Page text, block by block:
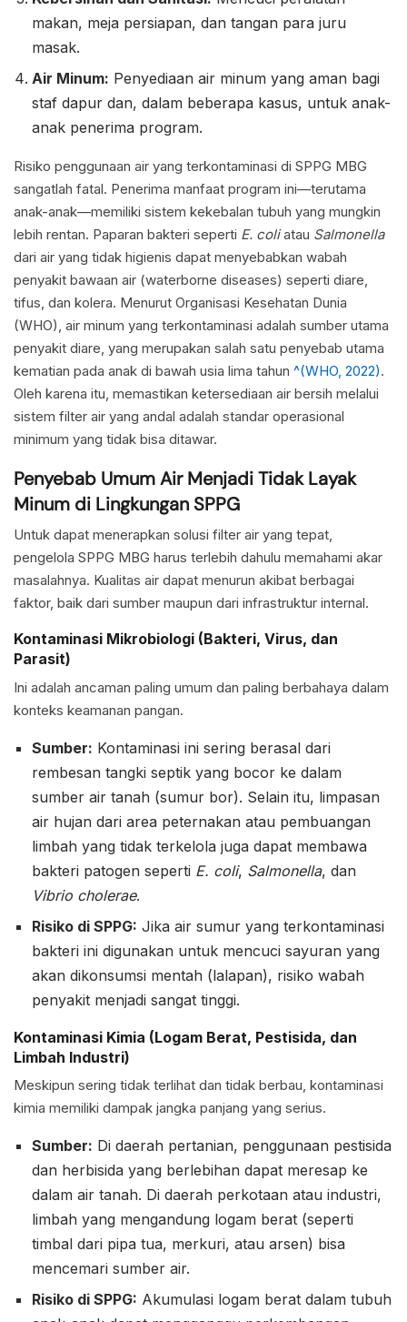
makan, meja persiapan, dan tangan para juru
masak.
Air Minum: Penyediaan air minum yang aman bagi
staf dapur dan, dalam beberapa kasus, untuk anak-
anak penerima program.
Risiko penggunaan air yang terkontaminasi di SPPG MBG
sangatlah fatal. Penerima manfaat program ini—terutama
anak-anak—memiliki sistem kekebalan tubuh yang mungkin
lebih rentan. Paparan bakteri seperti E. coliatau Salmonella
dari air yang tidak higienis dapat menyebabkan wabah
penyakit bawaan air (waterborne diseases) seperti diare,
tifus, dan kolera. Menurut Organisasi Kesehatan Dunia
(WHO), air minum yang terkontaminasi adalah sumber utama
penyakit diare, yang merupakan salah satu penyebab utama
kematian pada anak di bawah usia lima tahun ^(WHO, 2022).
Oleh karena itu, memastikan ketersediaan air bersih melalui
sistem filter air yang andal adalah standar operasional
minimum yang tidak bisa ditawar.
Penyebab Umum Air Menjadi Tidak Layak
Minum di Lingkungan SPPG
Untuk dapat menerapkan solusi filter air yang tepat,
pengelola SPPG MBG harus terlebih dahulu memahami akar
masalahnya. Kualitas air dapat menurun akibat berbagai
faktor, baik dari sumber maupun dari infrastruktur internal.
Kontaminasi Mikrobiologi (Bakteri, Virus, dan
Parasit)
Ini adalah ancaman paling umum dan paling berbahaya dalam
konteks keamanan pangan.
Sumber: Kontaminasi ini sering berasal dari
rembesan tangki septik yang bocor ke dalam
sumber air tanah (sumur bor). Selain itu, limpasan
air hujan dari area peternakan atau pembuangan
limbah yang tidak terkelola juga dapat membawa
bakteri patogen seperti E. coli, Salmonella, dan
Vibrio cholerae.
Risiko di SPPG: Jika air sumur yang terkontaminasi
bakteri ini digunakan untuk mencuci sayuran yang
akan dikonsumsi mentah (lalapan), risiko wabah
penyakit menjadi sangat tinggi.
Kontaminasi Kimia (Logam Berat, Pestisida, dan
Limbah Industri)
Meskipun sering tidak terlihat dan tidak berbau, kontaminasi
kimia memiliki dampak jangka panjang yang serius.
Sumber: Di daerah pertanian, penggunaan pestisida
dan herbisida yang berlebihan dapat meresap ke
dalam air tanah. Di daerah perkotaan atau industri,
limbah yang mengandung logam berat (seperti
timbal dari pipa tua, merkuri, atau arsen) bisa
mencemari sumber air.
Risiko di SPPG: Akumulasi logam berat dalam tubuh